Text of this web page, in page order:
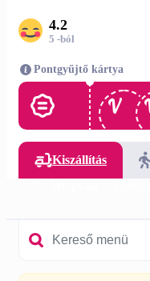
4.2
5 -ból
Pontgyűjtő kártya
Kiszállítás